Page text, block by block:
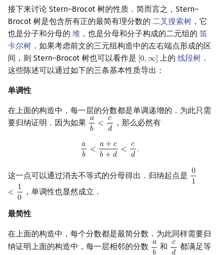
接下来讨论 Stern–Brocot 树的性质．简而言之，Stern–
Brocot 树是包含所有正的最简有理分数的 二叉搜索树 ，它
也是分子和分母的 堆 ，也是分母和分子构成的二元组的 笛
卡尔树 ．如果考虑前文的三元组构造中的左右端点形成的区
间，则 Stern–Brocot 树也可以看作是 [0, ∞]
[0, ∞] 上的 线段树．
这些陈述可以通过如下的三条基本性质导出：
单调性
在上面的构造中，每一层的分数都是单调递增的．为此只需
要归纳证明．因为如果 𝑎
𝑏 < 𝑐
𝑑
ab <c d ，那么必然有
𝑎
𝑏 < 𝑎 +𝑐
𝑏 +𝑑 < 𝑐
𝑑 .
a < a+ cb + <c d
这一点可以通过消去不等式的分母得出．归纳起点是 0
1
< 1
0
01
，单调性也显然成立．
最简性
在上面的构造中，每个分数都是最简分数．为此同样需要归
纳证明上面的构造中，每一层相邻的分数 𝑎
ab 和 𝑐
cd 都满足等